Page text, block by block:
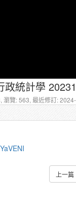
政統計學
瀏覽: 563, 最近修訂:
上一篇